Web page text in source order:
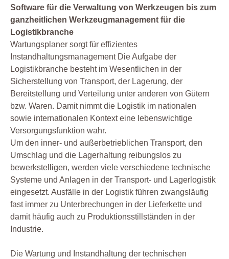
Software für die Verwaltung von Werkzeugen bis zum
ganzheitlichen Werkzeugmanagement für die
Logistikbranche
Wartungsplaner sorgt für effizientes
Instandhaltungsmanagement Die Aufgabe der
Logistikbranche besteht im Wesentlichen in der
Sicherstellung von Transport, der Lagerung, der
Bereitstellung und Verteilung unter anderen von Gütern
bzw. Waren. Damit nimmt die Logistik im nationalen
sowie internationalen Kontext eine lebenswichtige
Versorgungsfunktion wahr.
Um den inner- und außerbetrieblichen Transport, den
Umschlag und die Lagerhaltung reibungslos zu
bewerkstelligen, werden viele verschiedene technische
Systeme und Anlagen in der Transport- und Lagerlogistik
eingesetzt. Ausfälle in der Logistik führen zwangsläufig
fast immer zu Unterbrechungen in der Lieferkette und
damit häufig auch zu Produktionsstillständen in der
Industrie.
Die Wartung und Instandhaltung der technischen